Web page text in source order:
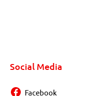
Social Media
Facebook